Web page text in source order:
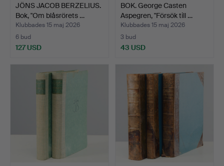
JÖNS JACOB BERZELIUS.
Bok, "Om blåsrörets …
Klubbades 15 maj 2026
6 bud
127 USD
BOK. George Casten
Aspegren, "Försök till …
Klubbades 15 maj 2026
3 bud
43 USD